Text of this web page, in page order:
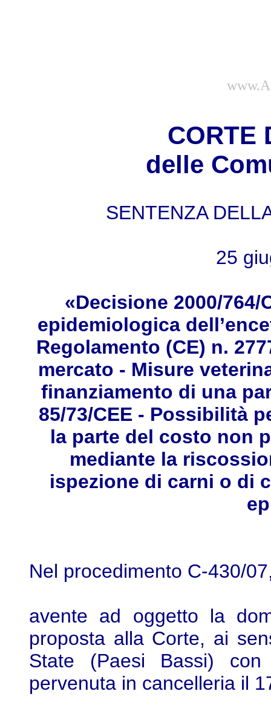
CORTE
delle
SENTENZA
25
«Decisione 2000/
epidemiologica
Regolamento (CE) n.
mercato - Misure
finanziamento di una
85/73/CEE - Possibilità
la parte del costo non
mediante la
ispezione di carni o di
Nel procedimento C-430/
avente ad oggetto la
proposta alla Corte, ai
State (Paesi Bassi)
pervenuta in cancelleria il